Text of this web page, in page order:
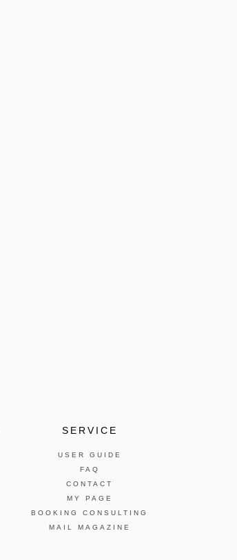
SERVICE
USER GUIDE
FAQ
CONTACT
MY PAGE
BOOKING CONSULTING
MAIL MAGAZINE